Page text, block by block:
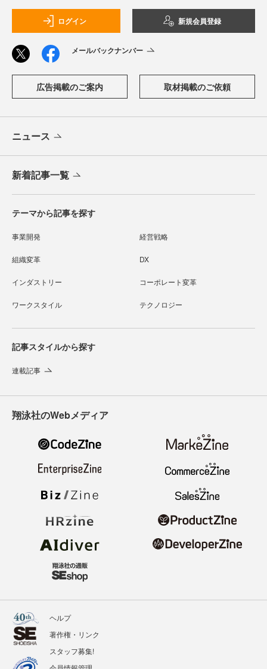
ログイン 新規会員登録
メールバックナンバー
広告掲載のご案内 取材掲載のご依頼
ニュース
新着記事一覧
テーマから記事を探す
事業開発 経営戦略
組織変革 DX
インダストリー コーポレート変革
ワークスタイル テクノロジー
記事スタイルから探す
連載記事
翔泳社のWebメディア
ヘルプ
著作権・リンク
スタッフ募集!